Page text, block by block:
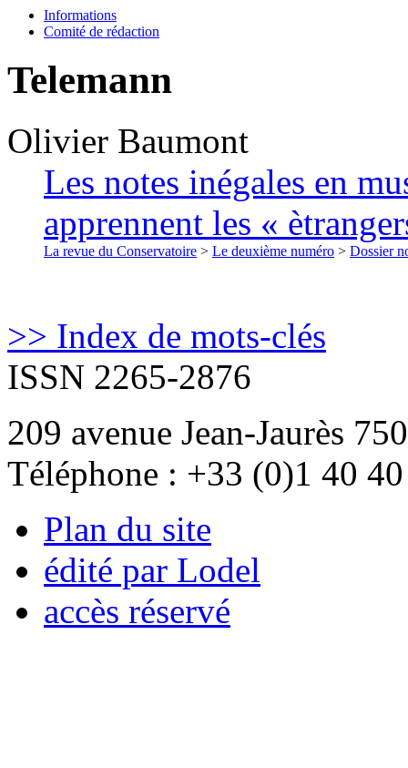
Informations
Comité de rédaction
Telemann
Olivier Baumont
Les notes inégales en
apprennent les «
La revue du Conservatoire > Le deuxième numéro > Dossier
>> Index de mots-clés
ISSN 2265-2876
209 avenue Jean-Jaurès
Téléphone : +33 (0)1 40
Plan du site
édité par Lodel
accès réservé